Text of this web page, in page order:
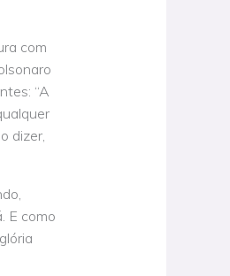
com
“A
dizer,
E como